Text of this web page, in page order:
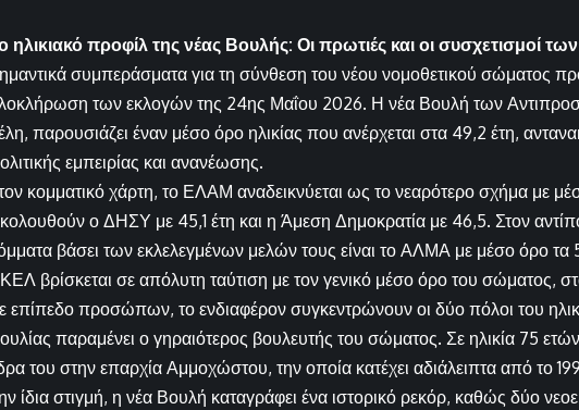
ηλικιακό προφίλ της νέας Βουλής: Οι πρωτιές και οι συσχετισμοί
συμπεράσματα για τη σύνθεση του νέου νομοθετικού σώματος
των εκλογών της 24ης Μαΐου 2026. Η νέα Βουλή των
παρουσιάζει έναν μέσο όρο ηλικίας που ανέρχεται στα 49,2 έτη,
εμπειρίας και ανανέωσης.
κομματικό χάρτη, το ΕΛΑΜ αναδεικνύεται ως το νεαρότερο σχήμα με
ο ΔΗΣΥ με 45,1 έτη και η Άμεση Δημοκρατία με 46,5. Στον
βάσει των εκλελεγμένων μελών τους είναι το ΑΛΜΑ με μέσο όρο
βρίσκεται σε απόλυτη ταύτιση με τον γενικό μέσο όρο του σώματος,
επίπεδο προσώπων, το ενδιαφέρον συγκεντρώνουν οι δύο πόλοι του
παραμένει ο γηραιότερος βουλευτής του σώματος. Σε ηλικία 75
του στην επαρχία Αμμοχώστου, την οποία κατέχει αδιάλειπτα από το
ίδια στιγμή, η νέα Βουλή καταγράφει ένα ιστορικό ρεκόρ, καθώς δύο